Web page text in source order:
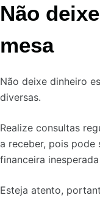
Não
mesa
Não deixe dinheiro
diversas.
Realize consultas
a receber, pois pode
financeira
Esteja atento,